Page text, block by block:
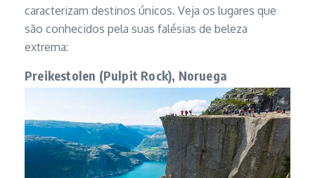
caracterizam destinos únicos. Veja os lugares que
são conhecidos pela suas falésias de beleza
extrema:
Preikestolen (Pulpit Rock), Noruega